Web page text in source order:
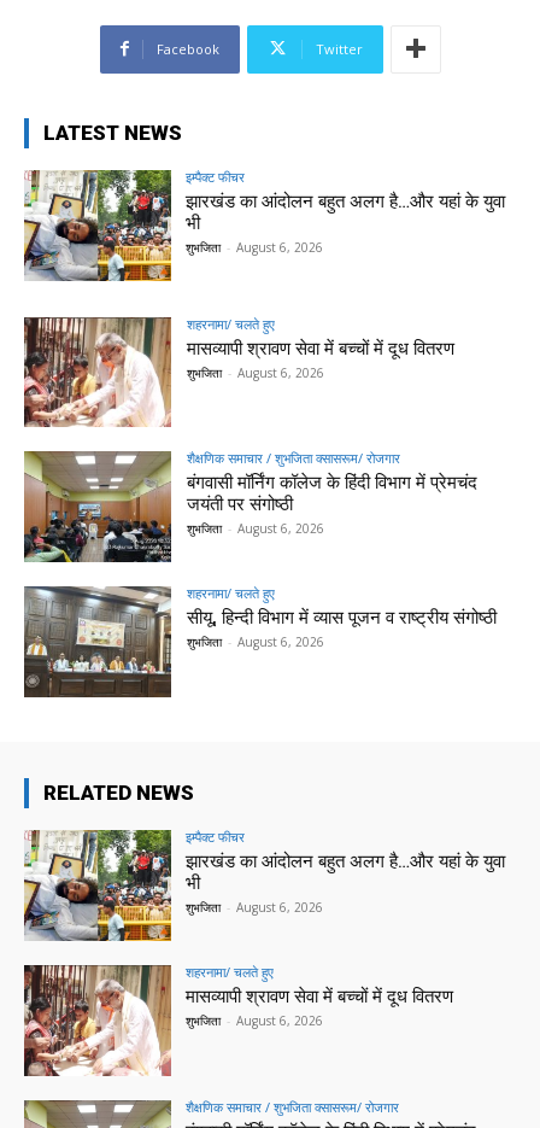
Facebook Twitter
LATEST NEWS
इम्पैक्ट फीचर
झारखंड का आंदोलन बहुत अलग है…और यहां के युवा
भी
शुभजिता - August 6, 2026
शहरनामा/ चलते हुए
मासव्यापी श्रावण सेवा में बच्चों में दूध वितरण
शुभजिता - August 6, 2026
शैक्षणिक समाचार / शुभजिता क्सासरूम/ रोजगार
बंगवासी मॉर्निंग कॉलेज के हिंदी विभाग में प्रेमचंद
जयंती पर संगोष्ठी
शुभजिता - August 6, 2026
शहरनामा/ चलते हुए
सीयू, हिन्दी विभाग में व्यास पूजन व राष्ट्रीय संगोष्ठी
शुभजिता - August 6, 2026
RELATED NEWS
इम्पैक्ट फीचर
झारखंड का आंदोलन बहुत अलग है…और यहां के युवा
भी
शुभजिता - August 6, 2026
शहरनामा/ चलते हुए
मासव्यापी श्रावण सेवा में बच्चों में दूध वितरण
शुभजिता - August 6, 2026
शैक्षणिक समाचार / शुभजिता क्सासरूम/ रोजगार